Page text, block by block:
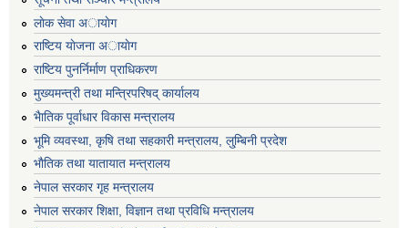
लाेक सेवा अायाेग
राष्टिय याेजना अायाेग
राष्टिय पुनर्निर्माण प्राधिकरण
मुख्यमन्त्री तथा मन्त्रिपरिषद् कार्यालय
भैातिक पूर्वाधार विकास मन्त्रालय
भूमि व्यवस्था, कृषि तथा सहकारी मन्त्रालय, लु्म्बिनी प्रदेश
भाैतिक तथा यातायात मन्त्रालय
नेपाल सरकार गृह मन्त्रालय
नेपाल सरकार शिक्षा, विज्ञान तथा प्रविधि मन्त्रालय